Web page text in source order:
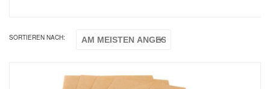
SORTIEREN NACH: